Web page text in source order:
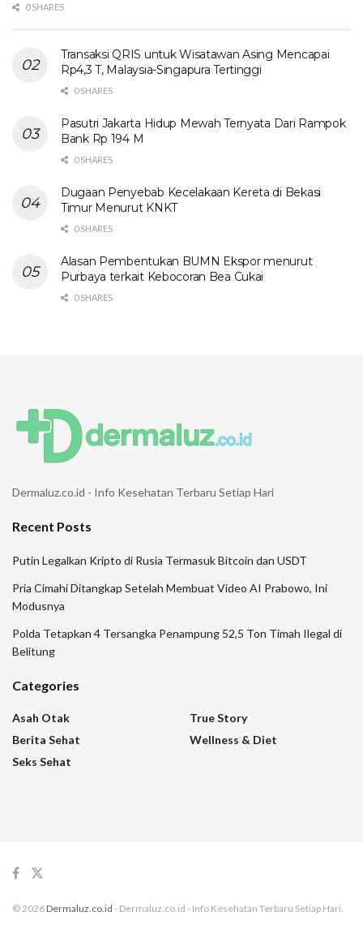
0 SHARES
Transaksi QRIS untuk Wisatawan Asing Mencapai
Rp4,3 T, Malaysia-Singapura Tertinggi
0 SHARES
Pasutri Jakarta Hidup Mewah Ternyata Dari Rampok
Bank Rp 194 M
0 SHARES
Dugaan Penyebab Kecelakaan Kereta di Bekasi
Timur Menurut KNKT
0 SHARES
Alasan Pembentukan BUMN Ekspor menurut
Purbaya terkait Kebocoran Bea Cukai
0 SHARES
Dermaluz.co.id - Info Kesehatan Terbaru Setiap Hari
Recent Posts
Putin Legalkan Kripto di Rusia Termasuk Bitcoin dan USDT
Pria Cimahi Ditangkap Setelah Membuat Video AI Prabowo, Ini
Modusnya
Polda Tetapkan 4 Tersangka Penampung 52,5 Ton Timah Ilegal di
Belitung
Categories
Asah Otak
Berita Sehat
Seks Sehat
True Story
Wellness & Diet
© 2026 Dermaluz.co.id - Dermaluz.co.id - Info Kesehatan Terbaru Setiap Hari.